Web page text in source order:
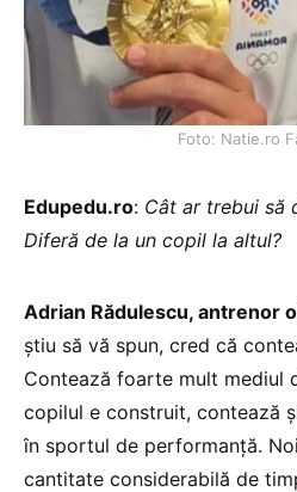
Foto: Natie.ro
Edupedu.ro: Cât ar trebui să
Diferă de la un copil la altul?
Adrian Rădulescu, antrenor
știu să vă spun, cred că
Contează foarte mult mediul
copilul e construit, contează
în sportul de performanță.
cantitate considerabilă de